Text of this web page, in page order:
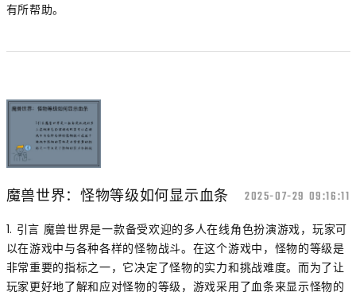
有所帮助。
魔兽世界：怪物等级如何显示血条 2025-07-29 09:16:11
1. 引言 魔兽世界是一款备受欢迎的多人在线角色扮演游戏，玩家可
以在游戏中与各种各样的怪物战斗。在这个游戏中，怪物的等级是
非常重要的指标之一，它决定了怪物的实力和挑战难度。而为了让
玩家更好地了解和应对怪物的等级，游戏采用了血条来显示怪物的